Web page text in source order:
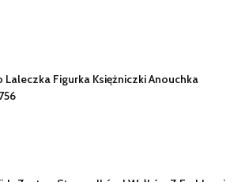
Laleczka Figurka Księżniczki Anouchka